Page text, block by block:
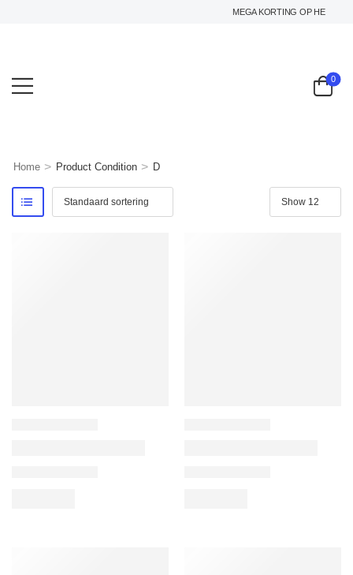
MEGA KORTING OP HET
0
Home > Product Condition > D